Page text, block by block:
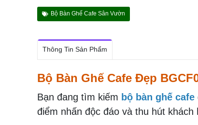
Bộ Bàn Ghế Cafe Sân Vườn
Thông Tin Sản Phẩm
Bộ Bàn Ghế Cafe Đẹp
Bạn đang tìm kiếm bộ bàn ghế cafe
điểm nhấn độc đáo và thu hút khách